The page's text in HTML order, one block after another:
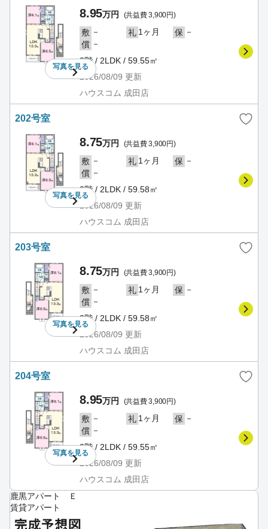
写真を見る
8.95万円 (共益費 3,900円)
敷 － 礼 1ヶ月 保 －
償 －
2階 / 2LDK / 59.55㎡
2026/08/09 更新
ハウスコム 成田店
202号室
写真を見る
8.75万円 (共益費 3,900円)
敷 － 礼 1ヶ月 保 －
償 －
2階 / 2LDK / 59.58㎡
2026/08/09 更新
ハウスコム 成田店
203号室
写真を見る
8.75万円 (共益費 3,900円)
敷 － 礼 1ヶ月 保 －
償 －
2階 / 2LDK / 59.58㎡
2026/08/09 更新
ハウスコム 成田店
204号室
写真を見る
8.95万円 (共益費 3,900円)
敷 － 礼 1ヶ月 保 －
償 －
2階 / 2LDK / 59.55㎡
2026/08/09 更新
ハウスコム 成田店
鹿黒アパート Ｅ
賃貸アパート